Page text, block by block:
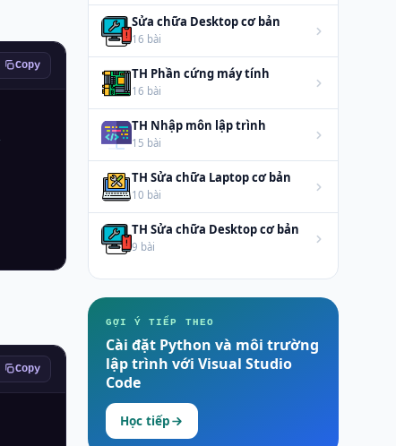
Copy
Copy
Sửa chữa Desktop cơ bản
16 bài
TH Phần cứng máy tính
16 bài
TH Nhập môn lập trình
15 bài
TH Sửa chữa Laptop cơ bản
10 bài
TH Sửa chữa Desktop cơ bản
9 bài
GỢI Ý TIẾP THEO
Cài đặt Python và môi trường
lập trình với Visual Studio
Code
Học tiếp